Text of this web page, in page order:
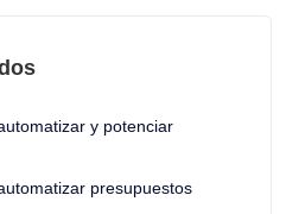
y potenciar
presupuestos